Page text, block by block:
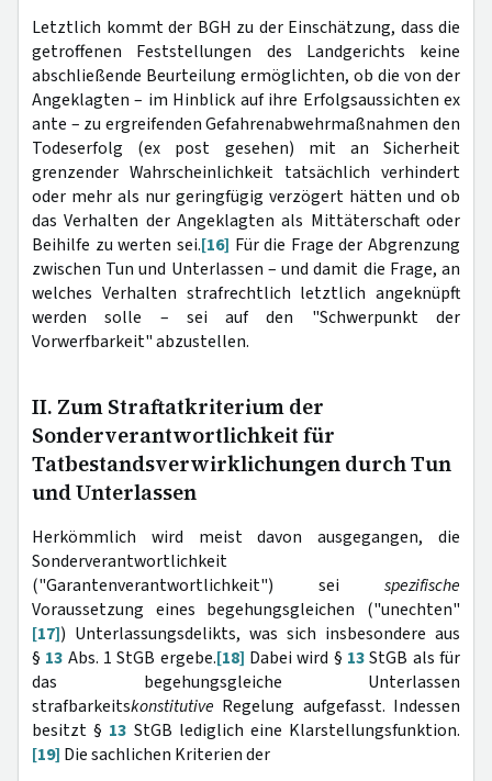
Letztlich kommt der BGH zu der Einschätzung, dass die
getroffenen Feststellungen des Landgerichts keine
abschließende Beurteilung ermöglichten, ob die von der
Angeklagten – im Hinblick auf ihre Erfolgsaussichten ex
ante – zu ergreifenden Gefahrenabwehrmaßnahmen den
Todeserfolg (ex post gesehen) mit an Sicherheit
grenzender Wahrscheinlichkeit tatsächlich verhindert
oder mehr als nur geringfügig verzögert hätten und ob
das Verhalten der Angeklagten als Mittäterschaft oder
Beihilfe zu werten sei.[16] Für die Frage der Abgrenzung
zwischen Tun und Unterlassen – und damit die Frage, an
welches Verhalten strafrechtlich letztlich angeknüpft
werden solle – sei auf den "Schwerpunkt der
Vorwerfbarkeit" abzustellen.
II. Zum Straftatkriterium der
Sonderverantwortlichkeit für
Tatbestandsverwirklichungen durch Tun
und Unterlassen
Herkömmlich wird meist davon ausgegangen, die
Sonderverantwortlichkeit
("Garantenverantwortlichkeit") sei spezifische
Voraussetzung eines begehungsgleichen ("unechten"
[17]) Unterlassungsdelikts, was sich insbesondere aus
§ 13 Abs. 1 StGB ergebe.[18] Dabei wird § 13StGB als für
das begehungsgleiche Unterlassen
strafbarkeitskonstitutive Regelung aufgefasst. Indessen
besitzt § 13 StGB lediglich eine Klarstellungsfunktion.
[19] Die sachlichen Kriterien der